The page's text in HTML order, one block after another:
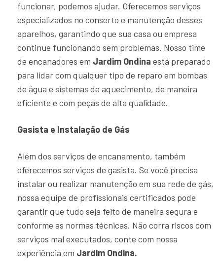
funcionar, podemos ajudar. Oferecemos serviços
especializados no conserto e manutenção desses
aparelhos, garantindo que sua casa ou empresa
continue funcionando sem problemas. Nosso time
de encanadores em Jardim Ondina está preparado
para lidar com qualquer tipo de reparo em bombas
de água e sistemas de aquecimento, de maneira
eficiente e com peças de alta qualidade.
Gasista e Instalação de Gás
Além dos serviços de encanamento, também
oferecemos serviços de gasista. Se você precisa
instalar ou realizar manutenção em sua rede de gás,
nossa equipe de profissionais certificados pode
garantir que tudo seja feito de maneira segura e
conforme as normas técnicas. Não corra riscos com
serviços mal executados, conte com nossa
experiência em Jardim Ondina.